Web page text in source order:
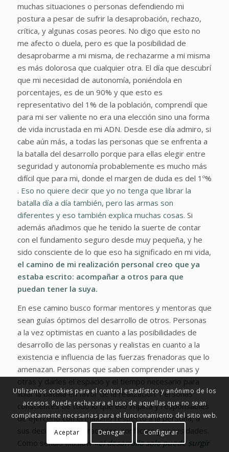
muchas situaciones o personas defendiendo mi
postura a pesar de sufrir la desaprobación, rechazo,
crítica, y algunas cosas peores. No digo que esto no
me afecto o duela, pero es que la posibilidad de
desaprobarme a mi misma, de rechazarme a mi misma
es más dolorosa que cualquier otra. El día que descubrí
que mi necesidad de autonomía, poniéndola en
porcentajes, es de un 90% y que esto es
representativo del 1% de la población, comprendí que
para mi ser valiente no era una elección sino una forma
de vida incrustada en mi ADN. Desde ese día admiro, si
cabe aún más, a todas las personas que se enfrenta a
la batalla del desarrollo porque para ellas elegir entre
seguridad y autonomía probablemente es mucho más
difícil que para mi, donde el margen de duda es del 1º%
. Eso no quiere decir que yo no tenga que librar la
batalla día a día también, pero las armas son
diferentes y eso también explica muchas cosas. Si
además añadimos que he tenido la suerte de contar
con el fundamento seguro desde muy pequeña, y he
sido consciente de lo que eso ha significado en mi vida,
el camino de mi realización personal creo que ya
estaba escrito: acompañar a otros para que
puedan tener la suya.
En ese camino busco formar mentores y mentoras que
sean guías óptimos del desarrollo de otros. Personas
a la vez optimistas en cuanto a las posibilidades de
desarrollo de las personas y realistas en cuanto a la
existencia e influencia de las fuerzas frenadoras que lo
amenazan. Personas que saben comprender unas y
otras y darles el espacio y el tiempo necesario para
lidiar la batalla en favor de la realización. Personas
conscientes de todo lo que ello implica y responsables
de ejercerlo con el máximo respecto a la persona, a
sus decisiones, aspiraciones, conflictos y necesidades.
Como señalo Maslow«el desarrollo solo puede surgir
Utilizamos cookies para el control estadístico y anónimo de los
accesos. Puede rechazara el uso de aquellas que no sean
completamente necesarias para el funcionamiento del sitio web.
Aceptar
Denegar Configurar